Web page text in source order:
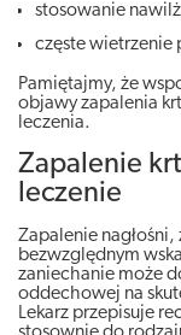
stosowanie
częste wietrzenie
Pamiętajmy, że
objawy zapalenia
leczenia.
Zapalenie
leczenie
Zapalenie
bezwzględnym
zaniechanie może
oddechowej na
Lekarz przepisuje